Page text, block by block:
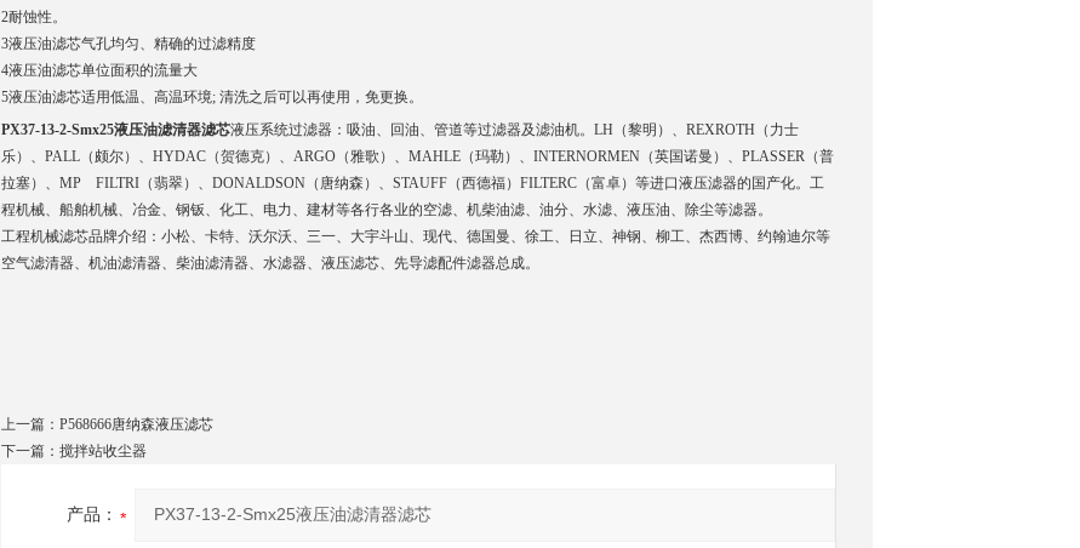
2耐蚀性。
3液压油滤芯气孔均匀、精确的过滤精度
4液压油滤芯单位面积的流量大
5液压油滤芯适用低温、高温环境; 清洗之后可以再使用，免更换。
PX37-13-2-Smx25液压油滤清器滤芯液压系统过滤器：吸油、回油、管道等过滤器及滤油机。LH（黎明）、REXROTH（力士
乐）、PALL（颇尔）、HYDAC（贺德克）、ARGO（雅歌）、MAHLE（玛勒）、INTERNORMEN（英国诺曼）、PLASSER（普
拉塞）、MP FILTRI（翡翠）、DONALDSON（唐纳森）、STAUFF（西德福）FILTERC（富卓）等进口液压滤器的国产化。工
程机械、船舶机械、冶金、钢钣、化工、电力、建材等各行各业的空滤、机柴油滤、油分、水滤、液压油、除尘等滤器。
工程机械滤芯品牌介绍：小松、卡特、沃尔沃、三一、大宇斗山、现代、德国曼、徐工、日立、神钢、柳工、杰西博、约翰迪尔等
空气滤清器、机油滤清器、柴油滤清器、水滤器、液压滤芯、先导滤配件滤器总成。
上一篇： P568666唐纳森液压滤芯
下一篇： 搅拌站收尘器
产品：